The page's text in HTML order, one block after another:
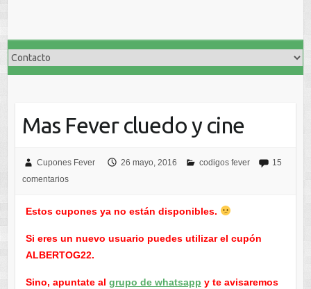
Mas Fever cluedo y cine
Cupones Fever 26 mayo, 2016 codigos fever
15
comentarios
Estos cupones ya no están disponibles.
Si eres un nuevo usuario puedes utilizar el cupón
ALBERTOG22.
Sino, apuntate al grupo de whatsapp y te avisaremos